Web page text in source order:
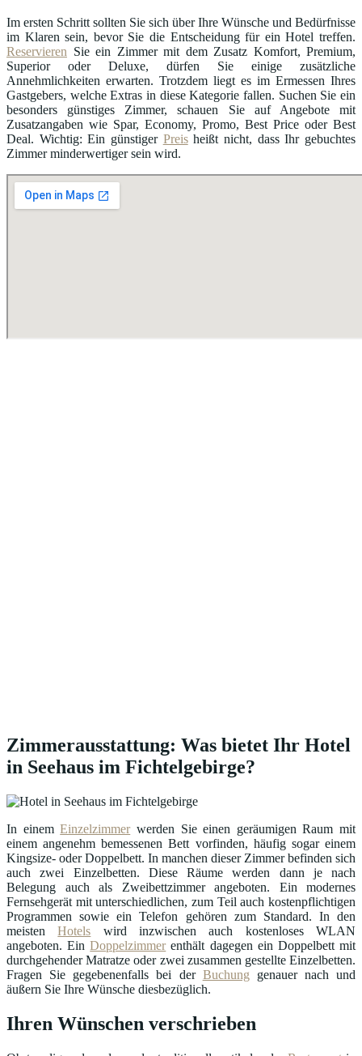
Im ersten Schritt sollten Sie sich über Ihre Wünsche und Bedürfnisse
im Klaren sein, bevor Sie die Entscheidung für ein Hotel treffen.
Reservieren Sie ein Zimmer mit dem Zusatz Komfort, Premium,
Superior oder Deluxe, dürfen Sie einige zusätzliche
Annehmlichkeiten erwarten. Trotzdem liegt es im Ermessen Ihres
Gastgebers, welche Extras in diese Kategorie fallen. Suchen Sie ein
besonders günstiges Zimmer, schauen Sie auf Angebote mit
Zusatzangaben wie Spar, Economy, Promo, Best Price oder Best
Deal. Wichtig: Ein günstiger Preisheißt nicht, dass Ihr gebuchtes
Zimmer minderwertiger sein wird.
Zimmerausstattung: Was bietet Ihr Hotel
in Seehaus im Fichtelgebirge?
In einemEinzelzimmerwerden Sie einen geräumigen Raum mit
einem angenehm bemessenen Bett vorfinden, häufig sogar einem
Kingsize- oder Doppelbett. In manchen dieser Zimmer befinden sich
auch zwei Einzelbetten. Diese Räume werden dann je nach
Belegung auch als Zweibettzimmer angeboten. Ein modernes
Fernsehgerät mit unterschiedlichen, zum Teil auch kostenpflichtigen
Programmen sowie ein Telefon gehören zum Standard. In den
meistenHotels wird inzwischen auch kostenloses WLAN
angeboten. EinDoppelzimmerenthält dagegen ein Doppelbett mit
durchgehender Matratze oder zwei zusammen gestellte Einzelbetten.
Fragen Sie gegebenenfalls bei der Buchung genauer nach und
äußern Sie Ihre Wünsche diesbezüglich.
Ihren Wünschen verschrieben